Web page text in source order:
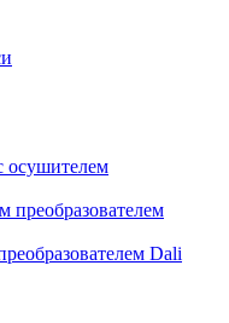
осушителем
Dali